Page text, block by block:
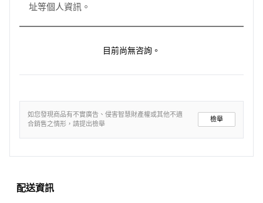
址等個人資訊。
目前尚無咨詢。
如您發現商品有不實廣告、侵害智慧財產權或其他不適
合銷售之情形，請提出檢舉
檢舉
配送資訊